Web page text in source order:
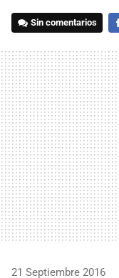
Sin comentarios
21 Septiembre 2016